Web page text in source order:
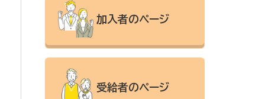
加入者のページ
受給者のページ